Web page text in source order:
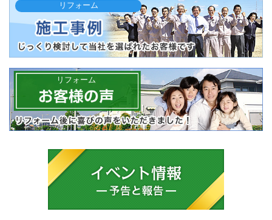
リフォーム
リフォーム